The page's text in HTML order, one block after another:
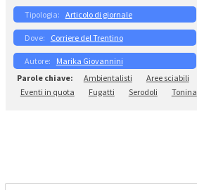
Articolo di giornale
Corriere del Trentino
Marika Giovannini
Ambientalisti
Aree sciabili
Eventi in quota
Fugatti Serodoli Tonina